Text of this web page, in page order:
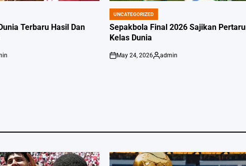
Terbaru Hasil Dan
POSTED
IN
UNCATEGORIZED
Sepakbola Final 2026 Sajikan
Kelas Dunia
on
May 24, 2026
Posted
admin